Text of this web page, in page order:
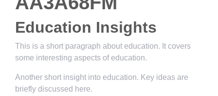
Education Insights
This is a short paragraph about education. It covers
some interesting aspects of education.
Another short insight into education. Key ideas are
briefly discussed here.